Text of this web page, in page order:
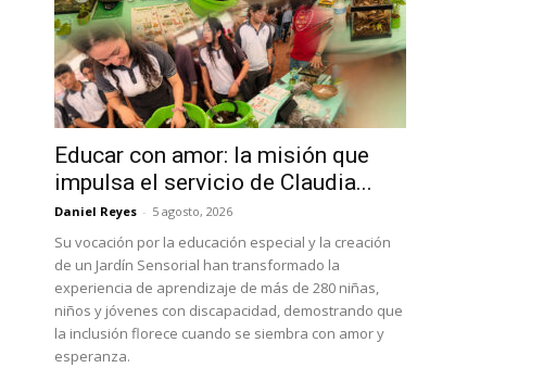
Educar con amor: la misión que
impulsa el servicio de Claudia...
Daniel Reyes - 5 agosto, 2026
Su vocación por la educación especial y la creación
de un Jardín Sensorial han transformado la
experiencia de aprendizaje de más de 280 niñas,
niños y jóvenes con discapacidad, demostrando que
la inclusión florece cuando se siembra con amor y
esperanza.